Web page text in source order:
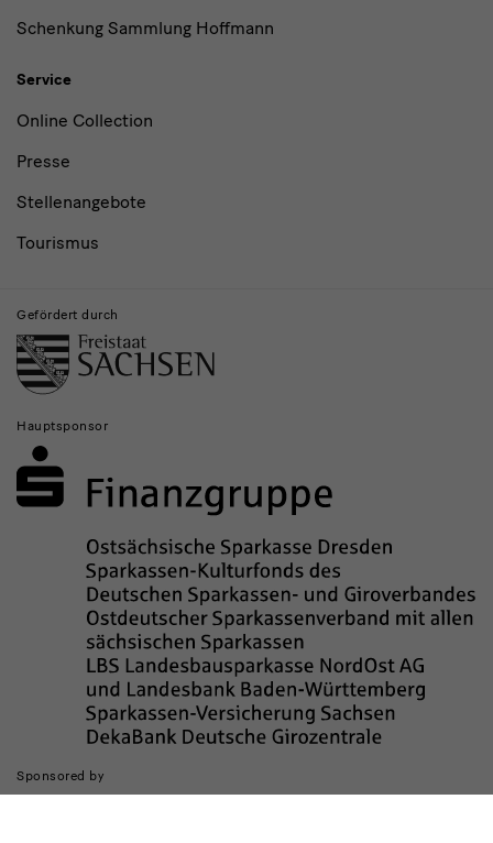
Schenkung Sammlung Hoffmann
Service
Online Collection
Presse
Stellenangebote
Tourismus
Gefördert durch
Hauptsponsor
Sponsored by